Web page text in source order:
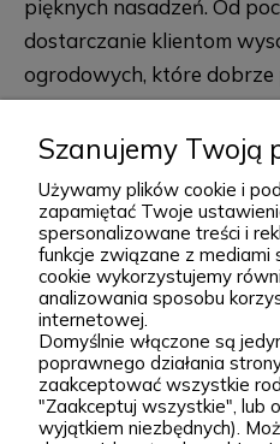
pięknych nasadzeń. Od
dostarczanie klientom
ogrodowych, które dobrze
posadzeniu i przez lata
rabaty, skalniaki, ogrody
większe kompozycje
stoją Wiktor i Klaudia,
dobierają każdą odmianę
ofercie. W sprzedaży
sprawdzone, klasyczne
bardziej unikatowe
oraz sadzonki do ogrodu.
nas pielęgnowana,
Podgórna 9, 97-565
+48 793 037 145
kontakt@zielonapara.pl
Kategorie
Szanujemy Twoją
Używamy plików cookie i
zapamiętać Twoje
spersonalizowane treści i
funkcje związane z mediami
cookie wykorzystujemy
analizowania sposobu
internetowej.
Domyślnie włączone są
poprawnego działania
zaakceptować wszystkie
"Zaakceptuj wszystkie", lub
wyjątkiem niezbędnych).